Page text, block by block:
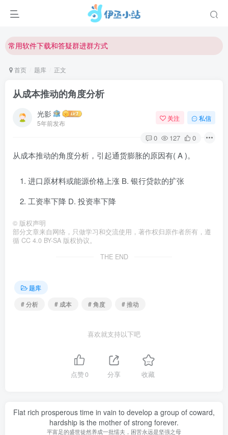
欢迎反馈网站中存在的问题和建议！
常用软件下载和答疑群进群方式
欢迎访问伊丞小站！
首页 题库 正文
从成本推动的角度分析
光影
5年前发布
关注 私信
0 127 0
从成本推动的角度分析，引起通货膨胀的原因有( A )。
进口原材料或能源价格上涨 B. 银行贷款的扩张
工资率下降 D. 投资率下降
© 版权声明
部分文章来自网络，只做学习和交流使用，著作权归原作者所有，遵
循 CC 4.0 BY-SA 版权协议。
THE END
题库
# 分析
# 成本 # 角度 # 推动
喜欢就支持以下吧
点赞0 分享 收藏
Flat rich prosperous time in vain to develop a group of coward,
hardship is the mother of strong forever.
平富足的盛世徒然养成一批懦夫，困苦永远是坚强之母